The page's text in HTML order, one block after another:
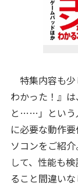
特集内容も少
わかった！』
と……」という
に必要な動作
ソコンをご紹
して、性能も
ること間違いな